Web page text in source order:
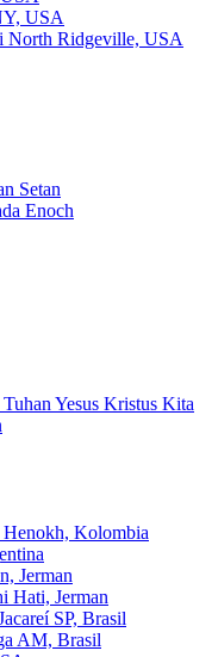
USA
North Ridgeville, USA
Setan
Enoch
Yesus Kristus Kita
Henokh, Kolombia
Jerman
Hati, Jerman
SP, Brasil
AM, Brasil